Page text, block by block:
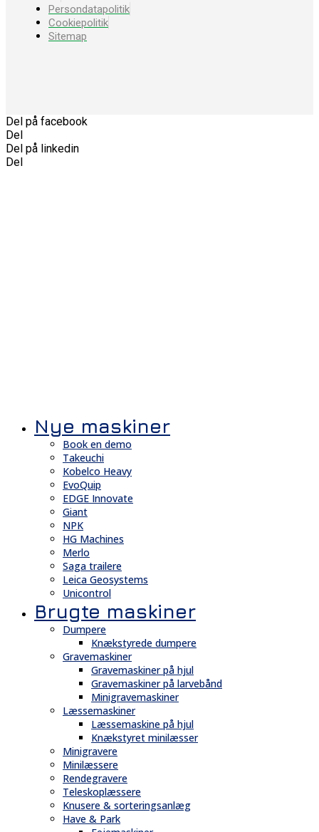
Persondatapolitik
Cookiepolitik
Sitemap
Del på facebook
Del
Del på linkedin
Del
Nye maskiner
Book en demo
Takeuchi
Kobelco Heavy
EvoQuip
EDGE Innovate
Giant
NPK
HG Machines
Merlo
Saga trailere
Leica Geosystems
Unicontrol
Brugte maskiner
Dumpere
Knækstyrede dumpere
Gravemaskiner
Gravemaskiner på hjul
Gravemaskiner på larvebånd
Minigravemaskiner
Læssemaskiner
Læssemaskine på hjul
Knækstyret minilæsser
Minigravere
Minilæssere
Rendegravere
Teleskoplæssere
Knusere & sorteringsanlæg
Have & Park